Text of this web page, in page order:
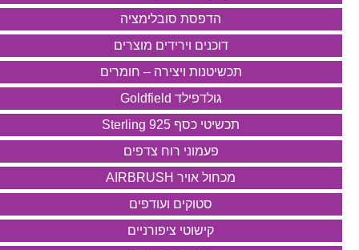
הדפסת סובלימציה
דוכנים וירידים מוצרים
תכשיטנות ויצירה – חומרים
גולדפילד Goldfield
תכשיטי כסף 925 Sterling
פעמוני רוח צדפים
מכחול אויר AIRBRUSH
סטוקים ועודפים
קישוטי ציפורניים